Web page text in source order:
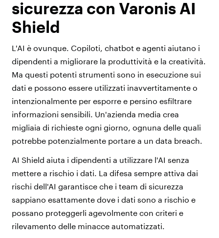
sicurezza con Varonis AI
Shield
L'AI è ovunque. Copiloti, chatbot e agenti aiutano i
dipendenti a migliorare la produttività e la creatività.
Ma questi potenti strumenti sono in esecuzione sui
dati e possono essere utilizzati inavvertitamente o
intenzionalmente per esporre e persino esfiltrare
informazioni sensibili. Un'azienda media crea
migliaia di richieste ogni giorno, ognuna delle quali
potrebbe potenzialmente portare a un data breach.
AI Shield aiuta i dipendenti a utilizzare l'AI senza
mettere a rischio i dati. La difesa sempre attiva dai
rischi dell'AI garantisce che i team di sicurezza
sappiano esattamente dove i dati sono a rischio e
possano proteggerli agevolmente con criteri e
rilevamento delle minacce automatizzati.